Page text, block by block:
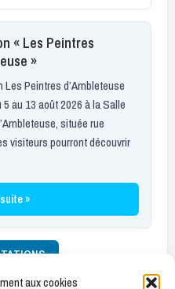
aux cookies
« Les Peintres
»
Les Peintres d’Ambleteuse
5 au 13 août 2026 à la Salle
située rue
visiteurs pourront découvrir
»